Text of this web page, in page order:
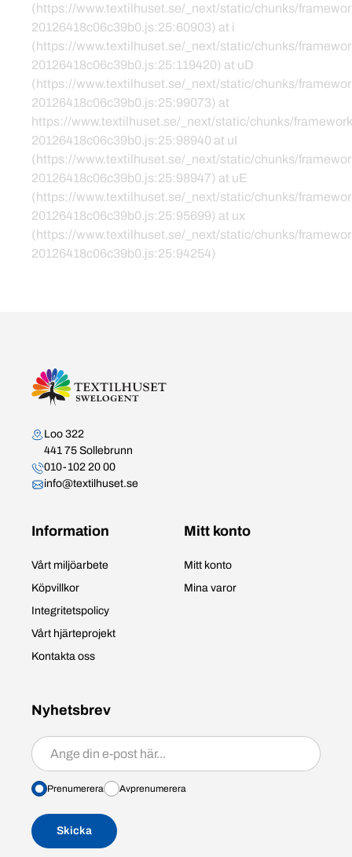
(https://www.textilhuset.se/_next/static/chunks/
20126418c06c39b0.js:25:60903) at i
(https://www.textilhuset.se/_next/static/chunks/
20126418c06c39b0.js:25:119420) at uD
(https://www.textilhuset.se/_next/static/chunks/
20126418c06c39b0.js:25:99073) at
https://www.textilhuset.se/_next/static/chunks/
20126418c06c39b0.js:25:98940 at uI
(https://www.textilhuset.se/_next/static/chunks/
20126418c06c39b0.js:25:98947) at uE
(https://www.textilhuset.se/_next/static/chunks/
20126418c06c39b0.js:25:95699) at ux
(https://www.textilhuset.se/_next/static/chunks/
20126418c06c39b0.js:25:94254)
Kontakta oss
Loo 322
441 75 Sollebrunn
010-102 20 00
info@textilhuset.se
Information
Vårt miljöarbete
Köpvillkor
Integritetspolicy
Vårt hjärteprojekt
Kontakta oss
Mitt konto
Mitt konto
Mina varor
Nyhetsbrev
Prenumerera/avprenumerera
Prenumerera Avprenumerera
Skicka